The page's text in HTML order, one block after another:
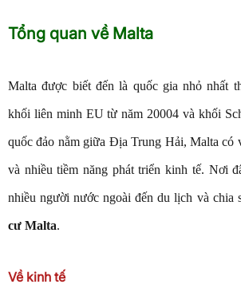
Tổng quan về Malta
Malta được biết đến là quốc gia nhỏ nhất
khối liên minh EU từ năm 20004 và khối
quốc đảo nằm giữa Địa Trung Hải, Malta có
và nhiều tiềm năng phát triển kinh tế. Nơi
nhiều người nước ngoài đến du lịch và chia
cư Malta.
Về kinh tế